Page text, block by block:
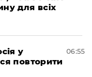
для всіх
у
повторити
06:55